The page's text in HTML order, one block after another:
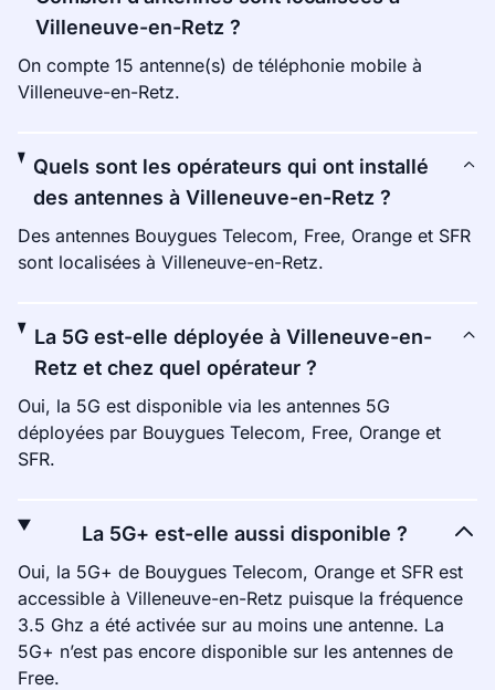
Villeneuve-en-Retz ?
On compte 15 antenne(s) de téléphonie mobile à
Villeneuve-en-Retz.
Quels sont les opérateurs qui ont installé
des antennes à Villeneuve-en-Retz ?
Des antennes Bouygues Telecom, Free, Orange et SFR
sont localisées à Villeneuve-en-Retz.
La 5G est-elle déployée à Villeneuve-en-
Retz et chez quel opérateur ?
Oui, la 5G est disponible via les antennes 5G
déployées par Bouygues Telecom, Free, Orange et
SFR.
La 5G+ est-elle aussi disponible ?
Oui, la 5G+ de Bouygues Telecom, Orange et SFR est
accessible à Villeneuve-en-Retz puisque la fréquence
3.5 Ghz a été activée sur au moins une antenne. La
5G+ n’est pas encore disponible sur les antennes de
Free.